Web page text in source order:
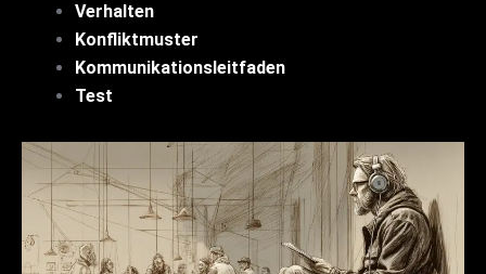
Verhalten
Konfliktmuster
Kommunikationsleitfaden
Test